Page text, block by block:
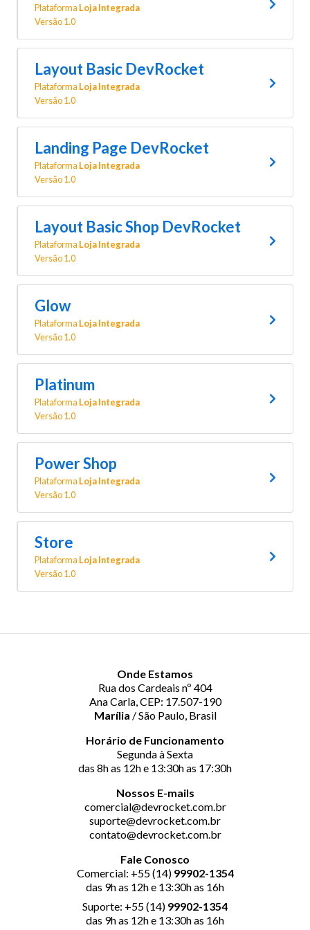
Plataforma Loja Integrada
Versão 1.0
Layout Basic DevRocket
Plataforma Loja Integrada
Versão 1.0
Landing Page DevRocket
Plataforma Loja Integrada
Versão 1.0
Layout Basic Shop DevRocket
Plataforma Loja Integrada
Versão 1.0
Glow
Plataforma Loja Integrada
Versão 1.0
Platinum
Plataforma Loja Integrada
Versão 1.0
Power Shop
Plataforma Loja Integrada
Versão 1.0
Store
Plataforma Loja Integrada
Versão 1.0
Onde Estamos
Rua dos Cardeais nº 404
Ana Carla, CEP: 17.507-190
Marília / São Paulo, Brasil
Horário de Funcionamento
Segunda à Sexta
das 8h as 12h e 13:30h as 17:30h
Nossos E-mails
comercial@devrocket.com.br
suporte@devrocket.com.br
contato@devrocket.com.br
Fale Conosco
Comercial: +55 (14) 99902-1354
das 9h as 12h e 13:30h as 16h
Suporte: +55 (14) 99902-1354
das 9h as 12h e 13:30h as 16h